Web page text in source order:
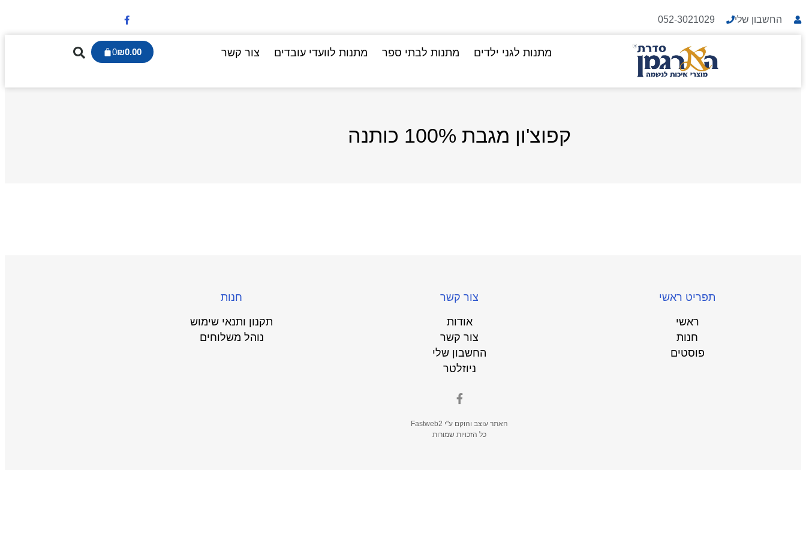
החשבון שלי 052-3021029
מתנות לגני ילדים מתנות לבתי ספר מתנות לוועדי עובדים צור קשר ₪0.00
0
קפוצ'ון מגבת 100% כותנה
תפריט ראשי
ראשי
חנות
פוסטים
צור קשר
אודות
צור קשר
החשבון שלי
ניוזלטר
חנות
תקנון ותנאי שימוש
נוהל משלוחים
האתר עוצב והוקם ע"י Fastweb2
כל הזכויות שמורות